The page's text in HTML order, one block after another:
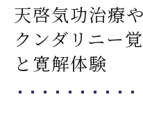
天啓気功治療
クンダリニー
と寛解体験